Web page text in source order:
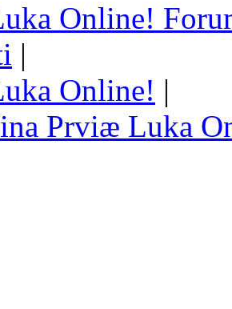
Online!
|
Online! |
Prviæ Luka